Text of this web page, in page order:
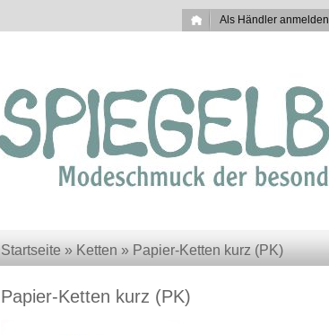
Als Händler anmelden
Startseite » Ketten » Papier-Ketten kurz (PK)
Papier-Ketten kurz (PK)